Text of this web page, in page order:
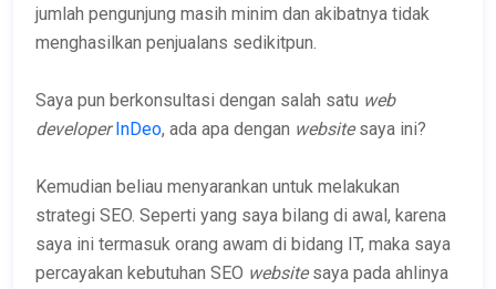
jumlah pengunjung masih minim dan akibatnya tidak
menghasilkan penjualans sedikitpun.
Saya pun berkonsultasi dengan salah satu web
developerInDeo, ada apa dengan websitesaya ini?
Kemudian beliau menyarankan untuk melakukan
strategi SEO. Seperti yang saya bilang di awal, karena
saya ini termasuk orang awam di bidang IT, maka saya
percayakan kebutuhan SEO websitesaya pada ahlinya